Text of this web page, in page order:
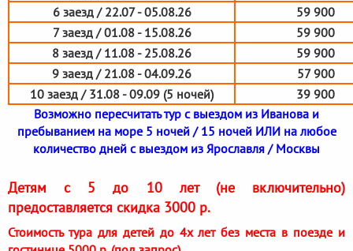
6 заезд / 22.07 - 05.08.26
59 900
7 заезд / 01.08 - 15.08.26
59 900
8 заезд / 11.08 - 25.08.26
59 900
9 заезд / 21.08 - 04.09.26
57 900
10 заезд / 31.08 - 09.09 (5 ночей)
39 900
Возможно пересчитать тур с выездом из Иванова и
пребыванием на море 5 ночей / 15 ночей ИЛИ на любое
количество дней с выездом из Ярославля / Москвы
Детям с 5 до 10 лет (не включительно)
предоставляется скидка 3000 р.
Стоимость тура для детей до 4х лет без места в поезде и